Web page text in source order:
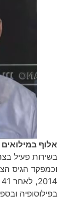
אלוף במילואים
בשירות פעיל
וכמפקד הגיס
בפילוסופיה